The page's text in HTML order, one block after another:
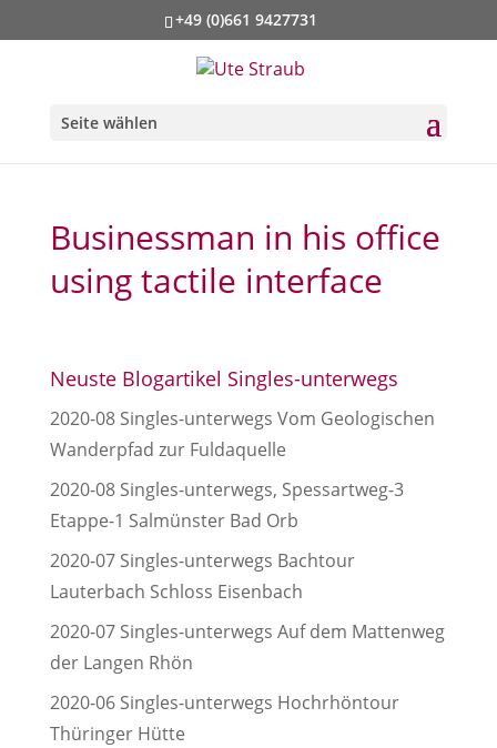
+49 (0)661 9427731
Seite wählen
Businessman in his office
using tactile interface
Neuste Blogartikel Singles-unterwegs
2020-08 Singles-unterwegs Vom Geologischen
Wanderpfad zur Fuldaquelle
2020-08 Singles-unterwegs, Spessartweg-3
Etappe-1 Salmünster Bad Orb
2020-07 Singles-unterwegs Bachtour
Lauterbach Schloss Eisenbach
2020-07 Singles-unterwegs Auf dem Mattenweg
der Langen Rhön
2020-06 Singles-unterwegs Hochrhöntour
Thüringer Hütte